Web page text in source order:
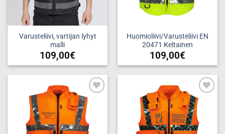
Varusteliivi, vartijan lyhyt
malli
109,00€
Tällä
tuotteella
on
useampi
muunnelma.
Voit
tehdä
Huomioliivi/Varusteliivi EN
20471 Keltainen
109,00€
Tällä
tuotteella
on
useampi
muunnelma.
Voit
tehdä
Add to
wishlist
Add to
wishlist